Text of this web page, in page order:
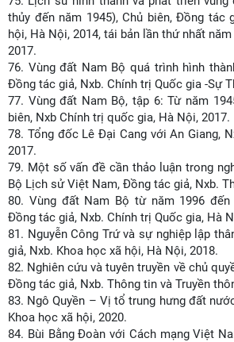
thủy đến năm 1945), Chủ biên, Đồng tác
hội, Hà Nội, 2014, tái bản lần thứ nhất
2017.
76. Vùng đất Nam Bộ quá trình hình
Đồng tác giả, Nxb. Chính trị Quốc gia -Sự
77. Vùng đất Nam Bộ, tập 6: Từ năm
biên, Nxb Chính trị quốc gia, Hà Nội, 2017.
78. Tổng đốc Lê Đại Cang với An Giang,
2017.
79. Một số vấn đề cần thảo luận trong
Bộ Lịch sử Việt Nam, Đồng tác giả, Nxb.
80. Vùng đất Nam Bộ từ năm 1996 đến
Đồng tác giả, Nxb. Chính trị Quốc gia, Hà
81. Nguyễn Công Trứ và sự nghiệp lập
giả, Nxb. Khoa học xã hội, Hà Nội, 2018.
82. Nghiên cứu và tuyên truyền về chủ
Đồng tác giả, Nxb. Thông tin và Truyền
83. Ngô Quyền – Vị tổ trung hưng đất
Khoa học xã hội, 2020.
84. Bùi Bằng Đoàn với Cách mạng Việt